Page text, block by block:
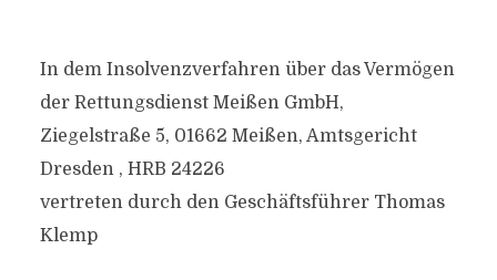
In dem Insolvenzverfahren über das Vermögen
der Rettungsdienst Meißen GmbH,
Ziegelstraße 5, 01662 Meißen, Amtsgericht
Dresden , HRB 24226
vertreten durch den Geschäftsführer Thomas
Klemp